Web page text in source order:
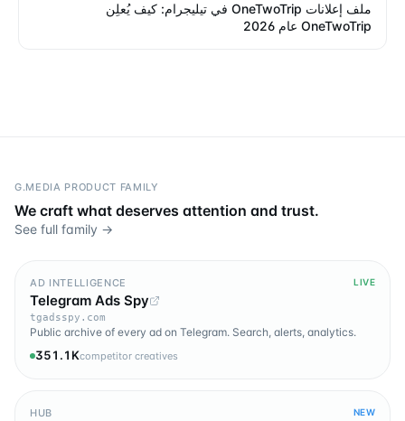
ملف إعلانات OneTwoTrip في تيليجرام: كيف يُعلِن
OneTwoTrip عام 2026
G.MEDIA PRODUCT FAMILY
We craft what deserves attention and trust.
See full family →
AD INTELLIGENCE LIVE
Telegram Ads Spy
tgadsspy.com
Public archive of every ad on Telegram. Search, alerts, analytics.
351.1Kcompetitor creatives
HUB NEW